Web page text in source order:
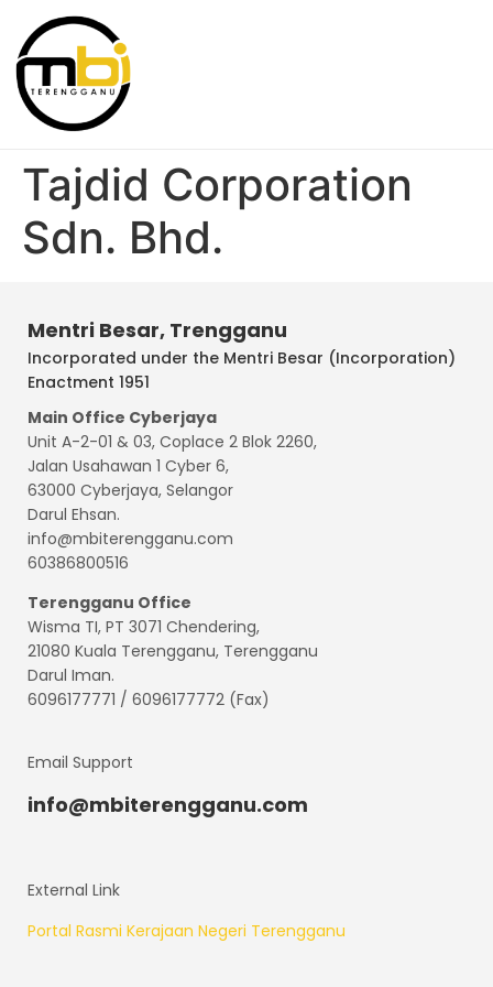
Tajdid Corporation
Sdn. Bhd.
Mentri Besar, Trengganu
Incorporated under the Mentri Besar (Incorporation)
Enactment 1951
Main Office Cyberjaya
Unit A-2-01 & 03, Coplace 2 Blok 2260,
Jalan Usahawan 1 Cyber 6,
63000 Cyberjaya, Selangor
Darul Ehsan.
info@mbiterengganu.com
60386800516
Terengganu Office
Wisma TI, PT 3071 Chendering,
21080 Kuala Terengganu, Terengganu
Darul Iman.
6096177771 / 6096177772 (Fax)
Email Support
info@mbiterengganu.com
External Link
Portal Rasmi Kerajaan Negeri Terengganu